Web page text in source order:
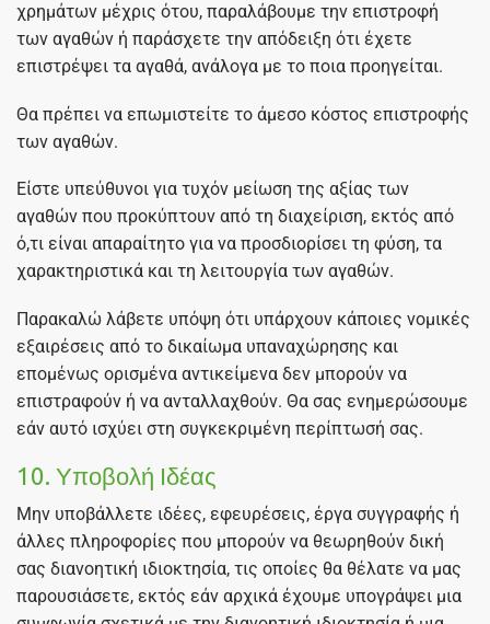
χρημάτων μέχρις ότου, παραλάβουμε την επιστροφή
των αγαθών ή παράσχετε την απόδειξη ότι έχετε
επιστρέψει τα αγαθά, ανάλογα με το ποια προηγείται.
Θα πρέπει να επωμιστείτε το άμεσο κόστος επιστροφής
των αγαθών.
Είστε υπεύθυνοι για τυχόν μείωση της αξίας των
αγαθών που προκύπτουν από τη διαχείριση, εκτός από
ό,τι είναι απαραίτητο για να προσδιορίσει τη φύση, τα
χαρακτηριστικά και τη λειτουργία των αγαθών.
Παρακαλώ λάβετε υπόψη ότι υπάρχουν κάποιες νομικές
εξαιρέσεις από το δικαίωμα υπαναχώρησης και
επομένως ορισμένα αντικείμενα δεν μπορούν να
επιστραφούν ή να ανταλλαχθούν. Θα σας ενημερώσουμε
εάν αυτό ισχύει στη συγκεκριμένη περίπτωσή σας.
10. Υποβολή Ιδέας
Μην υποβάλλετε ιδέες, εφευρέσεις, έργα συγγραφής ή
άλλες πληροφορίες που μπορούν να θεωρηθούν δική
σας διανοητική ιδιοκτησία, τις οποίες θα θέλατε να μας
παρουσιάσετε, εκτός εάν αρχικά έχουμε υπογράψει μια